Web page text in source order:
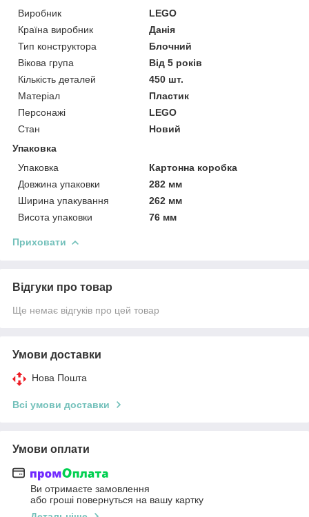
Виробник
LEGO
Країна виробник
Данія
Тип конструктора
Блочний
Вікова група
Від 5 років
Кількість деталей
450 шт.
Матеріал
Пластик
Персонажі
LEGO
Стан
Новий
Упаковка
Упаковка
Картонна коробка
Довжина упаковки
282 мм
Ширина упакування
262 мм
Висота упаковки
76 мм
Приховати
Відгуки про товар
Ще немає відгуків про цей товар
Умови доставки
Нова Пошта
Всі умови доставки
Умови оплати
Ви отримаєте замовлення
або гроші повернуться на вашу картку